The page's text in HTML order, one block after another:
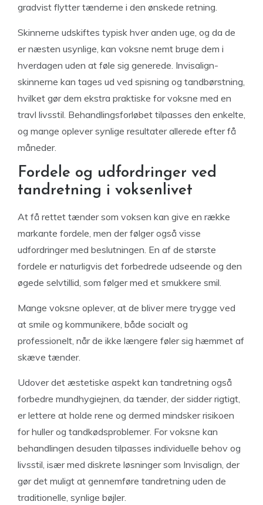
gradvist flytter tænderne i den ønskede retning.
Skinnerne udskiftes typisk hver anden uge, og da de
er næsten usynlige, kan voksne nemt bruge dem i
hverdagen uden at føle sig generede. Invisalign-
skinnerne kan tages ud ved spisning og tandbørstning,
hvilket gør dem ekstra praktiske for voksne med en
travl livsstil. Behandlingsforløbet tilpasses den enkelte,
og mange oplever synlige resultater allerede efter få
måneder.
Fordele og udfordringer ved
tandretning i voksenlivet
At få rettet tænder som voksen kan give en række
markante fordele, men der følger også visse
udfordringer med beslutningen. En af de største
fordele er naturligvis det forbedrede udseende og den
øgede selvtillid, som følger med et smukkere smil.
Mange voksne oplever, at de bliver mere trygge ved
at smile og kommunikere, både socialt og
professionelt, når de ikke længere føler sig hæmmet af
skæve tænder.
Udover det æstetiske aspekt kan tandretning også
forbedre mundhygiejnen, da tænder, der sidder rigtigt,
er lettere at holde rene og dermed mindsker risikoen
for huller og tandkødsproblemer. For voksne kan
behandlingen desuden tilpasses individuelle behov og
livsstil, især med diskrete løsninger som Invisalign, der
gør det muligt at gennemføre tandretning uden de
traditionelle, synlige bøjler.